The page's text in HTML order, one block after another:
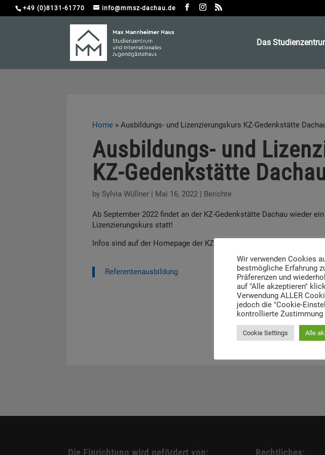
+49 (0)8131-61770 info@mmsz-dachau.de
Das
Home » Ausbildungs- und Lizenzierungskurs KZ-Gedenkstätte
Ausbildungs- und
KZ-Gedenkstätte
by Sylvia Wüllner | Mai 16, 2022 | Berichte
Ab September 2022 findet an der KZ-Gedenkstätte Dachau wieder
Lizenzierungskurs statt!
Infos sind auf der Homepage der KZ-Gedenkstätte Dachau zu finden:
Referentenausbildung
Wir verwenden Cookies
bestmögliche Erfahrung
Präferenzen und
auf "Alle akzeptieren"
Verwendung ALLER
jedoch die "Cookie-
kontrollierte Zustimmung
Cookie Settings Alle